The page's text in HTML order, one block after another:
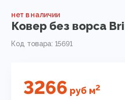
нет в наличии
Ковер без ворса
Код товара: 15691
3266 руб м2